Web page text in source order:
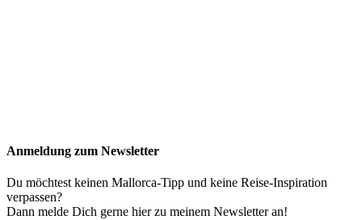
Anmeldung zum Newsletter
Du möchtest keinen Mallorca-Tipp und keine Reise-Inspiration
verpassen?
Dann melde Dich gerne hier zu meinem Newsletter an!